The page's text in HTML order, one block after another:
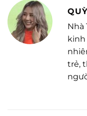
Nhà
kinh
trẻ,